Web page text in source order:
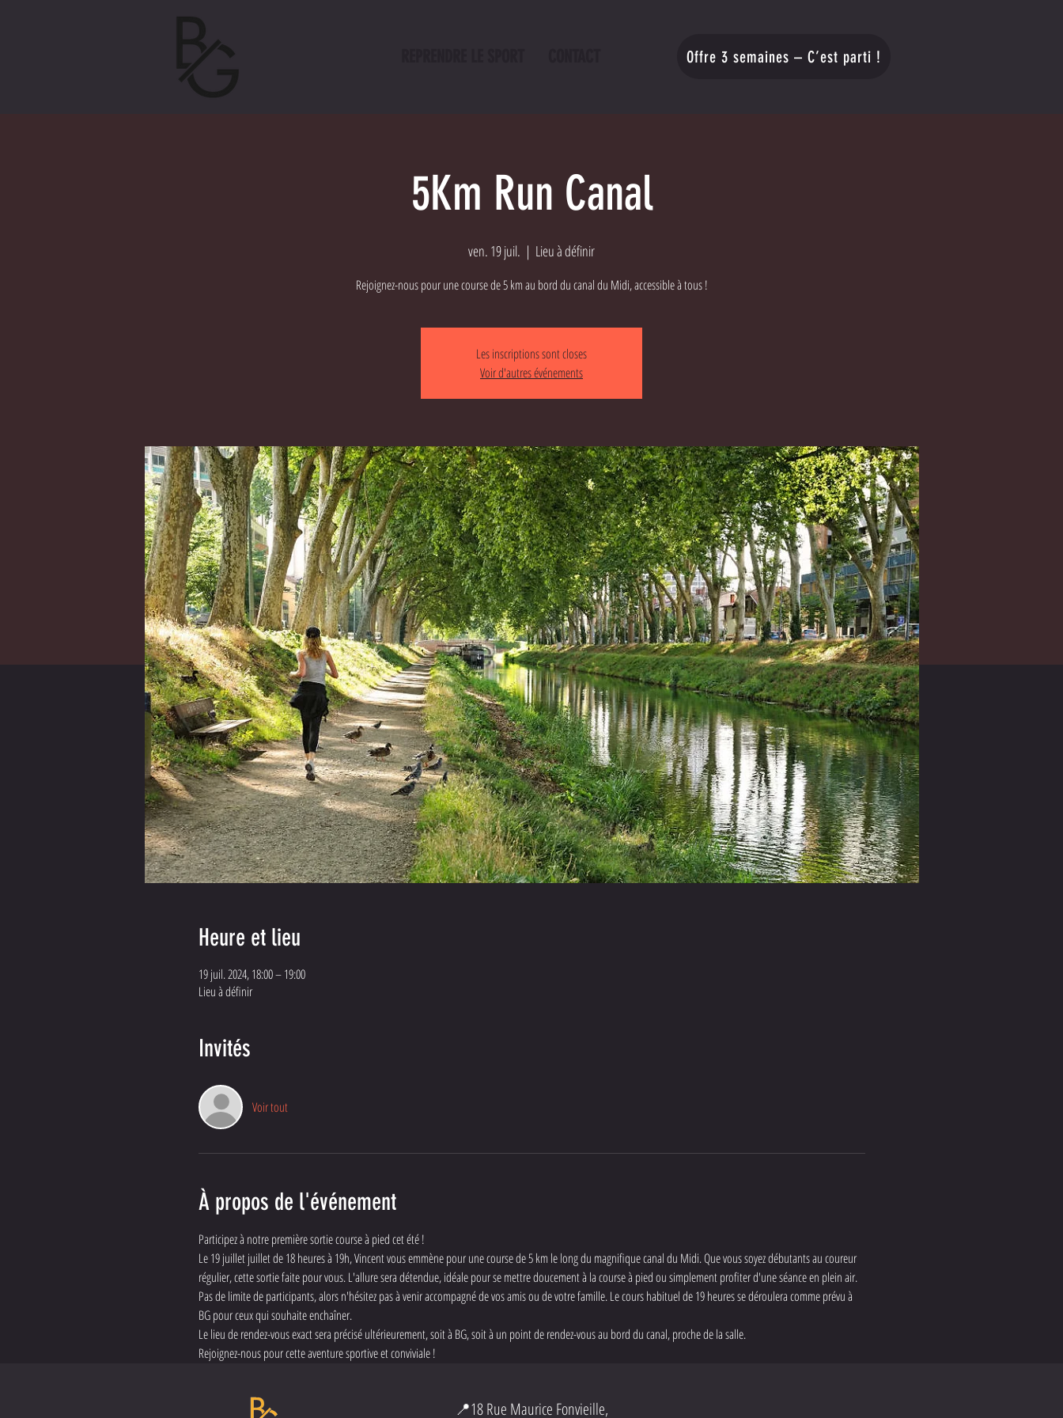
Offre 3 semaines – C’est parti !
5Km Run Canal
ven. 19 juil.
  |
Lieu à définir
Rejoignez-nous pour une course de 5 km au bord du canal du Midi, accessible à tous !
Les inscriptions sont closes
Voir d'autres événements
Heure et lieu
19 juil. 2024, 18:00 – 19:00
Lieu à définir
Invités
Voir tout
À propos de l'événement
Participez à notre première sortie course à pied cet été !
Le 19 juillet juillet de 18 heures à 19h, Vincent vous emmène pour une course de 5 km le long du magnifique canal du Midi. Que vous soyez débutants au coureur
régulier, cette sortie faite pour vous. L'allure sera détendue, idéale pour se mettre doucement à la course à pied ou simplement profiter d'une séance en plein air.
Pas de limite de participants, alors n'hésitez pas à venir accompagné de vos amis ou de votre famille. Le cours habituel de 19 heures se déroulera comme prévu à
BG pour ceux qui souhaite enchaîner.
Le lieu de rendez-vous exact sera précisé ultérieurement, soit à BG, soit à un point de rendez-vous au bord du canal, proche de la salle.
Rejoignez-nous pour cette aventure sportive et conviviale !
📍18 Rue Maurice Fonvieille,